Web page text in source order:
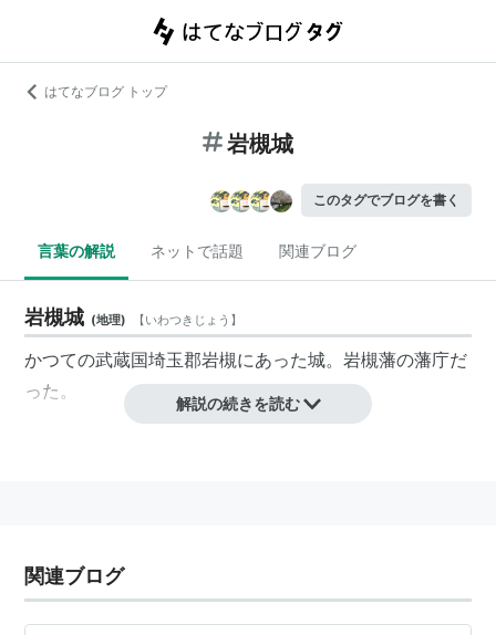
はてなブログ トップ
岩槻城
このタグでブログを書く
言葉の解説 ネットで話題 関連ブログ
岩槻城 (地理) 【いわつきじょう 】
かつての武蔵国埼玉郡岩槻にあった城。岩槻藩の藩庁だ
った。
解説の続きを読む
関連ブログ